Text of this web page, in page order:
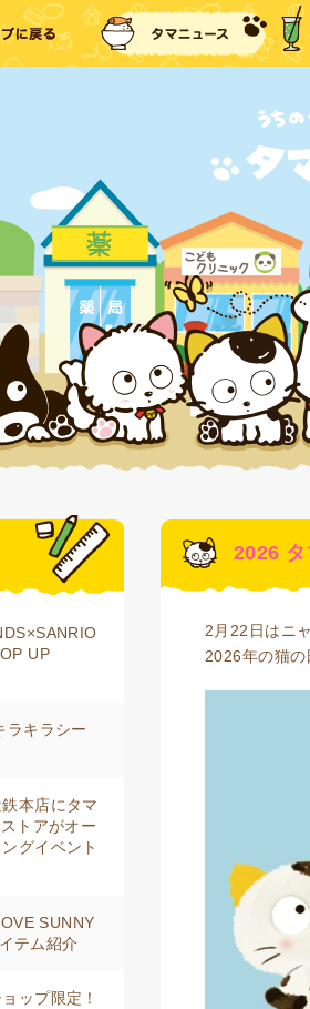
トップに戻る タ
UP
ラキラシー
本店にタマ
トアがオー
グイベント
SUNNY
テム紹介
ップ限定！
2026
2月22日はニ
2026年の猫の